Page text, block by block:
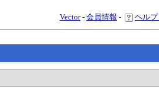
Vector- 会員情報 - ヘルプ